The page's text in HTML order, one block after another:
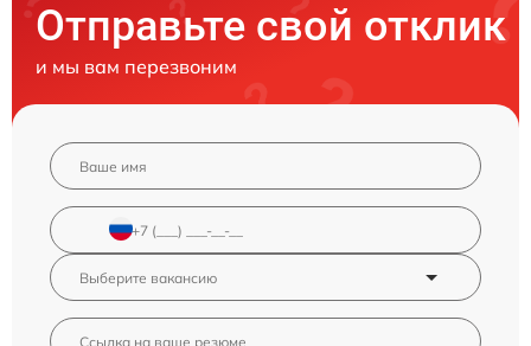
Отправьте свой отклик
и мы вам перезвоним